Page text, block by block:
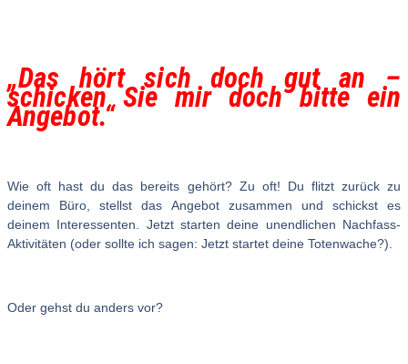
„Das hört sich doch gut an –
schicken Sie mir doch bitte ein
Angebot.“
Wie oft hast du das bereits gehört? Zu oft! Du flitzt zurück zu
deinem Büro, stellst das Angebot zusammen und schickst es
deinem Interessenten. Jetzt starten deine unendlichen Nachfass-
Aktivitäten (oder sollte ich sagen: Jetzt startet deine Totenwache?).
Oder gehst du anders vor?